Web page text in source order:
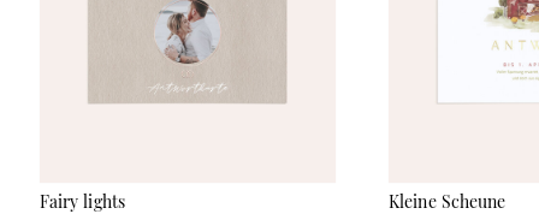
Fairy lights Kleine Scheune